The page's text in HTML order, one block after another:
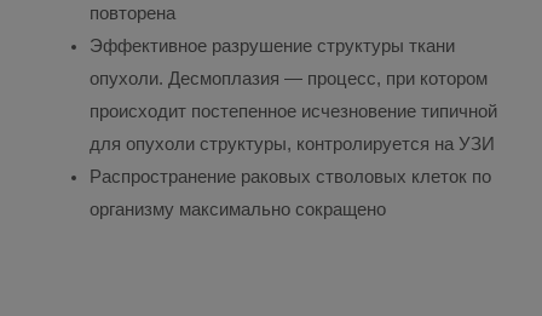
повторена
Эффективное разрушение структуры ткани
опухоли. Десмоплазия — процесс, при котором
происходит постепенное исчезновение типичной
для опухоли структуры, контролируется на УЗИ
Распространение раковых стволовых клеток по
организму максимально сокращено